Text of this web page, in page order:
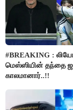
#BREAKING :
மெஸ்ஸியின் தந்தை
காலமானார்..!!